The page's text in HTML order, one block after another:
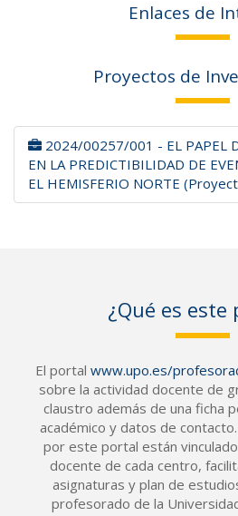
Enlaces de
Proyectos de
2024/00257/001 - EL PAPEL
EN LA PREDICTIBILIDAD DE
EL HEMISFERIO NORTE
¿Qué es este
El portal www.upo.es/
sobre la actividad docente de
claustro además de una ficha
académico y datos de
por este portal están
docente de cada centro,
asignaturas y plan de
profesorado de la